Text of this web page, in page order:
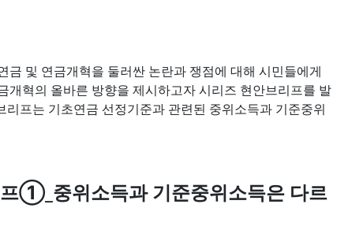
금 및 연금개혁을 둘러싼 논란과 쟁점에 대해 시민들에게
개혁의 올바른 방향을 제시하고자 시리즈 현안브리프를 발
프는 기초연금 선정기준과 관련된 중위소득과 기준중위
①_중위소득과 기준중위소득은 다르